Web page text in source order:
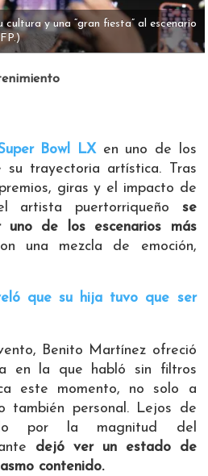
cultura y una “gran fiesta” al escenario
Bowl LXen uno de los
trayectoria artística. Tras
giras y el impacto de
artista puertorriqueño se
uno de los escenarios más
una mezcla de emoción,
que su hija tuvo que ser
Benito Martínez ofreció
en la que habló sin filtros
este momento, no solo a
también personal. Lejos de
por la magnitud del
dejó ver un estado de
contenido.